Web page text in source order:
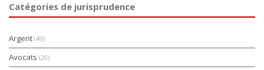
Catégories de jurisprudence
Argent (49)
Avocats (20)